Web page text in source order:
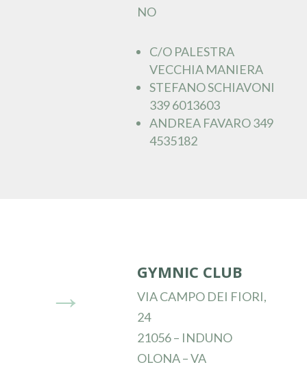
NO
C/O PALESTRA
VECCHIA MANIERA
STEFANO SCHIAVONI
339 6013603
ANDREA FAVARO 349
4535182
→
GYMNIC CLUB
VIA CAMPO DEI FIORI,
24
21056 – INDUNO
OLONA – VA